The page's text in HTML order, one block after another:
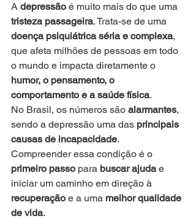
A depressão é muito mais do que uma
tristeza passageira. Trata-se de uma
doença psiquiátrica séria e complexa,
que afeta milhões de pessoas em todo
o mundo e impacta diretamente o
humor, o pensamento, o
comportamento e a saúde física.
No Brasil, os números são alarmantes,
sendo a depressão uma das principais
causas de incapacidade.
Compreender essa condição é o
primeiro passo para buscar ajuda e
iniciar um caminho em direção à
recuperação e a uma melhor qualidade
de vida.